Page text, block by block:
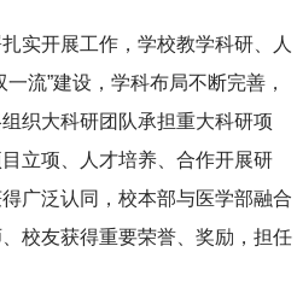
实开展工作，学校教学科研、人
流”建设，学科布局不断完善，
织大科研团队承担重大科研项
立项、人才培养、合作开展研
广泛认同，校本部与医学部融合
校友获得重要荣誉、奖励，担任